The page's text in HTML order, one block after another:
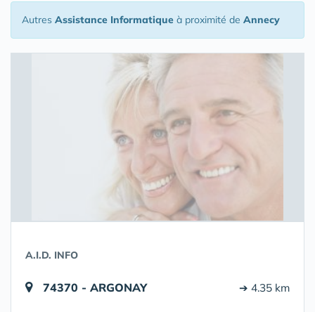
Autres Assistance Informatique à proximité de Annecy
A.I.D. INFO
74370 - ARGONAY ➔ 4.35 km